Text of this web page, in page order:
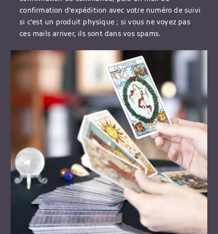
confirmation d’expédition avec votre numéro de suivi
si c’est un produit physique ; si vous ne voyez pas
ces mails arriver, ils sont dans vos spams.